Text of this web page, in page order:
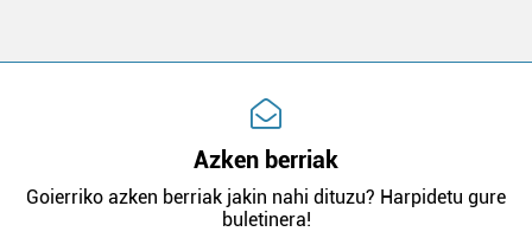
Azken berriak
Goierriko azken berriak jakin nahi dituzu? Harpidetu gure
buletinera!